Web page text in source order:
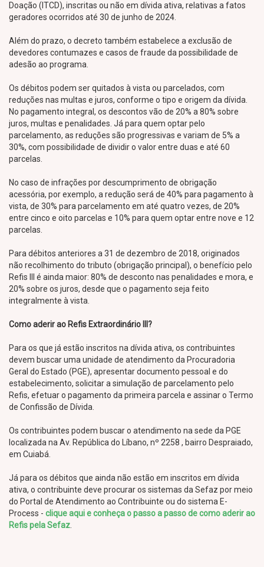
Doação (ITCD), inscritas ou não em dívida ativa, relativas a fatos
geradores ocorridos até 30 de junho de 2024.
Além do prazo, o decreto também estabelece a exclusão de
devedores contumazes e casos de fraude da possibilidade de
adesão ao programa.
Os débitos podem ser quitados à vista ou parcelados, com
reduções nas multas e juros, conforme o tipo e origem da dívida.
No pagamento integral, os descontos vão de 20% a 80% sobre
juros, multas e penalidades. Já para quem optar pelo
parcelamento, as reduções são progressivas e variam de 5% a
30%, com possibilidade de dividir o valor entre duas e até 60
parcelas.
No caso de infrações por descumprimento de obrigação
acessória, por exemplo, a redução será de 40% para pagamento à
vista, de 30% para parcelamento em até quatro vezes, de 20%
entre cinco e oito parcelas e 10% para quem optar entre nove e 12
parcelas.
Para débitos anteriores a 31 de dezembro de 2018, originados
não recolhimento do tributo (obrigação principal), o benefício pelo
Refis III é ainda maior: 80% de desconto nas penalidades e mora, e
20% sobre os juros, desde que o pagamento seja feito
integralmente à vista.
Como aderir ao Refis Extraordinário III?
Para os que já estão inscritos na dívida ativa, os contribuintes
devem buscar uma unidade de atendimento da Procuradoria
Geral do Estado (PGE), apresentar documento pessoal e do
estabelecimento, solicitar a simulação de parcelamento pelo
Refis, efetuar o pagamento da primeira parcela e assinar o Termo
de Confissão de Dívida.
Os contribuintes podem buscar o atendimento na sede da PGE
localizada na Av. República do Líbano, nº 2258 , bairro Despraiado,
em Cuiabá.
Já para os débitos que ainda não estão em inscritos em dívida
ativa, o contribuinte deve procurar os sistemas da Sefaz por meio
do Portal de Atendimento ao Contribuinte ou do sistema E-
Process - clique aqui e conheça o passo a passo de como aderir ao
Refis pela Sefaz